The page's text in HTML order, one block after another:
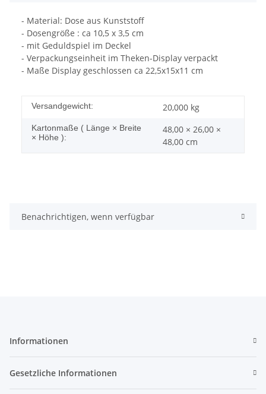
- Material: Dose aus Kunststoff
- Dosengröße : ca 10,5 x 3,5 cm
- mit Geduldspiel im Deckel
- Verpackungseinheit im Theken-Display verpackt
- Maße Display geschlossen ca 22,5x15x11 cm
Versandgewicht: 20,000 kg
Kartonmaße ( Länge × Breite
× Höhe ):
48,00 × 26,00 ×
48,00 cm
Benachrichtigen, wenn verfügbar
Informationen
Gesetzliche Informationen